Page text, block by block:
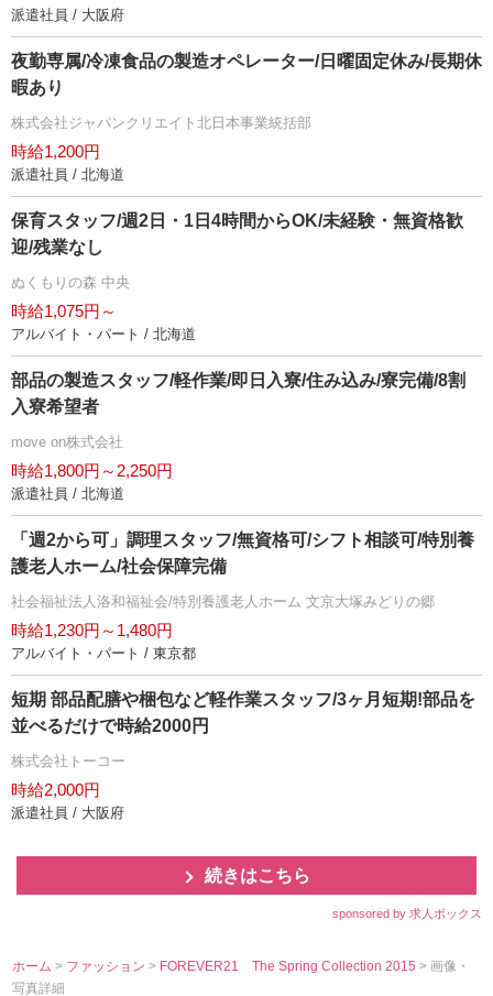
派遣社員 / 大阪府
夜勤専属/冷凍食品の製造オペレーター/日曜固定休み/長期休
暇あり
株式会社ジャパンクリエイト北日本事業統括部
時給1,200円
派遣社員 / 北海道
保育スタッフ/週2日・1日4時間からOK/未経験・無資格歓
迎/残業なし
ぬくもりの森 中央
時給1,075円～
アルバイト・パート / 北海道
部品の製造スタッフ/軽作業/即日入寮/住み込み/寮完備/8割
入寮希望者
move on株式会社
時給1,800円～2,250円
派遣社員 / 北海道
「週2から可」調理スタッフ/無資格可/シフト相談可/特別養
護老人ホーム/社会保障完備
社会福祉法人洛和福祉会/特別養護老人ホーム 文京大塚みどりの郷
時給1,230円～1,480円
アルバイト・パート / 東京都
短期 部品配膳や梱包など軽作業スタッフ/3ヶ月短期!部品を
並べるだけで時給2000円
株式会社トーコー
時給2,000円
派遣社員 / 大阪府
続きはこちら
sponsored by 求人ボックス
ホーム > ファッション> FOREVER21 The Spring Collection 2015> 画像・
写真詳細